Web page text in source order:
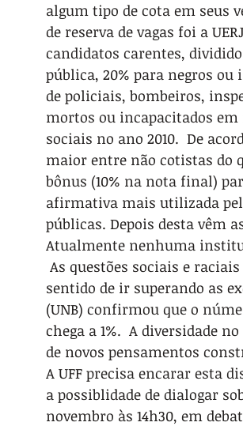
algum tipo de cota em seus
de reserva de vagas foi a
candidatos carentes,
pública, 20% para negros
de policiais, bombeiros,
mortos ou incapacitados em
sociais no ano 2010.  De
maior entre não cotistas do
bônus (10% na nota final)
afirmativa mais utilizada
públicas. Depois desta vêm
Atualmente nenhuma
As questões sociais e
sentido de ir superando as
(UNB) confirmou que o
chega a 1%.  A diversidade
de novos pensamentos
A UFF precisa encarar esta
a possiblidade de dialogar
novembro às 14h30, em